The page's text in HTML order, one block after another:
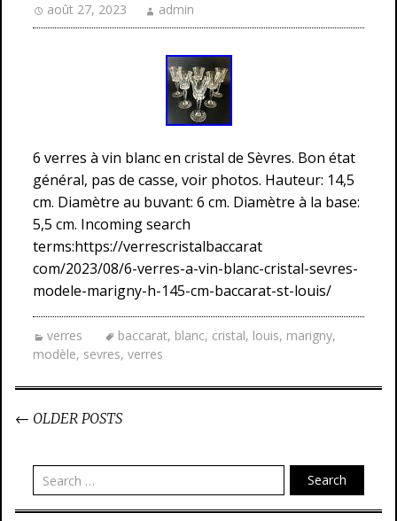
août 27, 2023 admin
6 verres à vin blanc en cristal de Sèvres. Bon état
général, pas de casse, voir photos. Hauteur: 14,5
cm. Diamètre au buvant: 6 cm. Diamètre à la base:
5,5 cm. Incoming search
terms:https://verrescristalbaccarat
com/2023/08/6-verres-a-vin-blanc-cristal-sevres-
modele-marigny-h-145-cm-baccarat-st-louis/
verres baccarat, blanc, cristal, louis, marigny,
modèle, sevres, verres
← OLDER POSTS
Search